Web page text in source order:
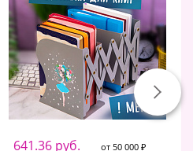
641.36 руб. от 50 000 ₽